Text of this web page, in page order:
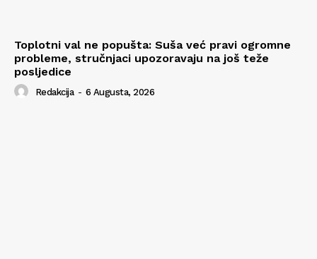
Toplotni val ne popušta: Suša već pravi ogromne
probleme, stručnjaci upozoravaju na još teže
posljedice
Redakcija - 6 Augusta, 2026